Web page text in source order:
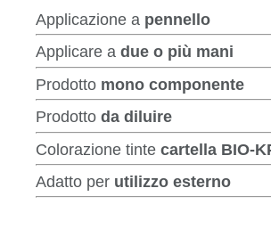
Applicazione a pennello
Applicare a due o più mani
Prodotto mono componente
Prodotto da diluire
Colorazione tinte cartella BIO-
Adatto per utilizzo esterno